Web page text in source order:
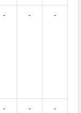
- - -
- - -